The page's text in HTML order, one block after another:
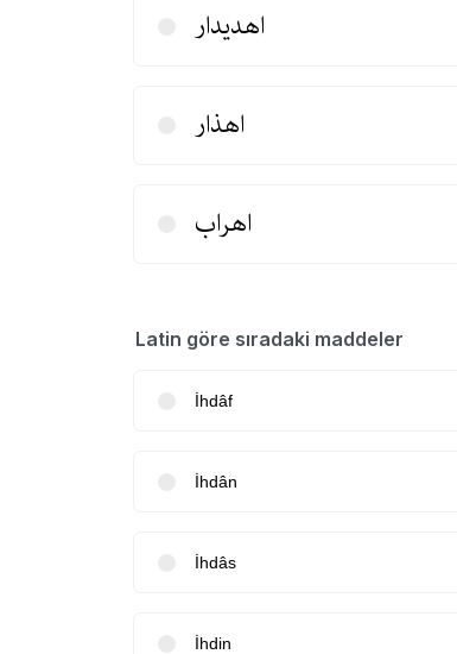
اهدیدار
اهذار
اهراب
Latin göre sıradaki maddeler
İhdâf
İhdân
İhdâs
İhdin